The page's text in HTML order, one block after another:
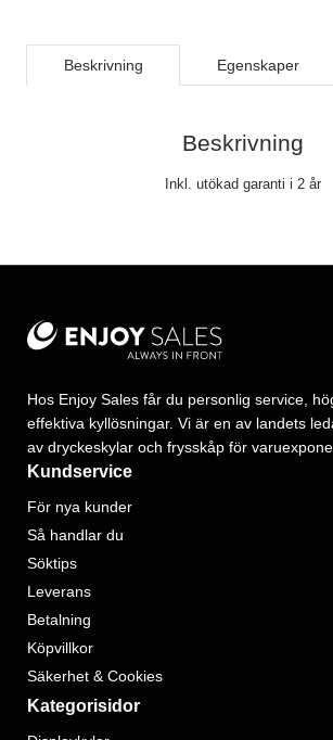
Beskrivning Egenskaper
Beskrivning
Inkl. utökad garanti i 2 år
Hos Enjoy Sales får du personlig service,
effektiva kyllösningar. Vi är en av landets
av dryckeskylar och frysskåp för
Kundservice
För nya kunder
Så handlar du
Söktips
Leverans
Betalning
Köpvillkor
Säkerhet & Cookies
Kategorisidor